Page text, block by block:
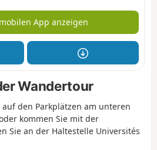
App anzeigen
Wandertour
auf den Parkplätzen am unteren
kommen Sie mit der
Sie an der Haltestelle Universités